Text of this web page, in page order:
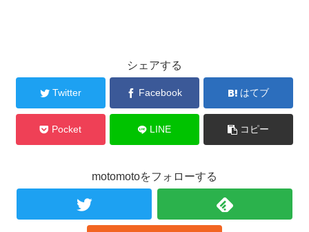
シェアする
Twitter Facebook はてブ
Pocket LINE コピー
motomotoをフォローする